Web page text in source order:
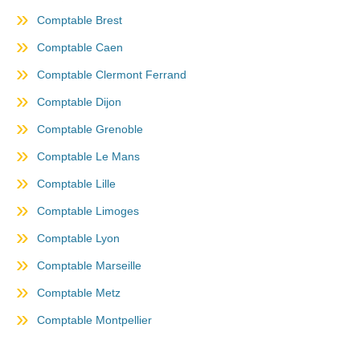
Comptable Brest
Comptable Caen
Comptable Clermont Ferrand
Comptable Dijon
Comptable Grenoble
Comptable Le Mans
Comptable Lille
Comptable Limoges
Comptable Lyon
Comptable Marseille
Comptable Metz
Comptable Montpellier